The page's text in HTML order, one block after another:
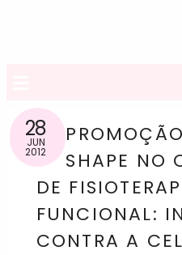
28
JUN
2012
SHAPE NO
DE
FUNCIONAL:
CONTRA A